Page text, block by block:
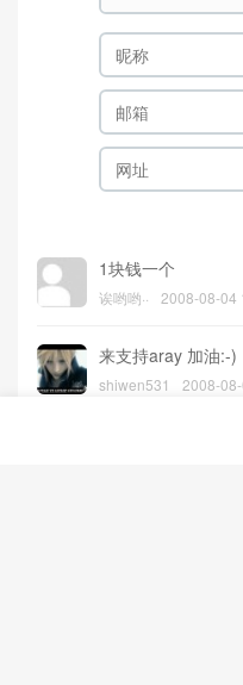
诶哟哟·· 2008-08-04
shiwen531 2008-